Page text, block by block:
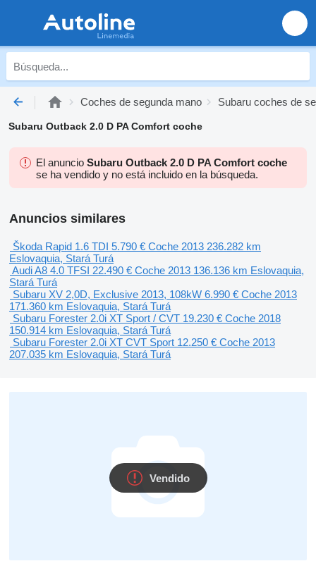
Coches de segunda mano Subaru coches de
Subaru Outback 2.0 D PA Comfort coche
El anuncio Subaru Outback 2.0 D PA Comfort coche
se ha vendido y no está incluido en la búsqueda.
Anuncios similares
Škoda Rapid 1.6 TDI 5.790 € Coche 2013 236.282 km
Eslovaquia, Stará Turá
Audi A8 4.0 TFSI 22.490 € Coche 2013 136.136 km Eslovaquia,
Stará Turá
Subaru XV 2,0D, Exclusive 2013, 108kW 6.990 € Coche 2013
171.360 km Eslovaquia, Stará Turá
Subaru Forester 2.0i XT Sport / CVT 19.230 € Coche 2018
150.914 km Eslovaquia, Stará Turá
Subaru Forester 2.0i XT CVT Sport 12.250 € Coche 2013
207.035 km Eslovaquia, Stará Turá
Vendido